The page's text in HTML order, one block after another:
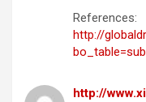
References:
http://
http://